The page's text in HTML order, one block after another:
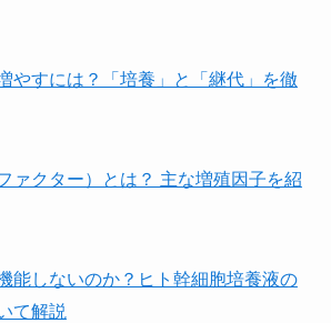
やすには？「培養」と「継代」を徹
ァクター）とは？ 主な増殖因子を紹
能しないのか？ヒト幹細胞培養液の
て解説